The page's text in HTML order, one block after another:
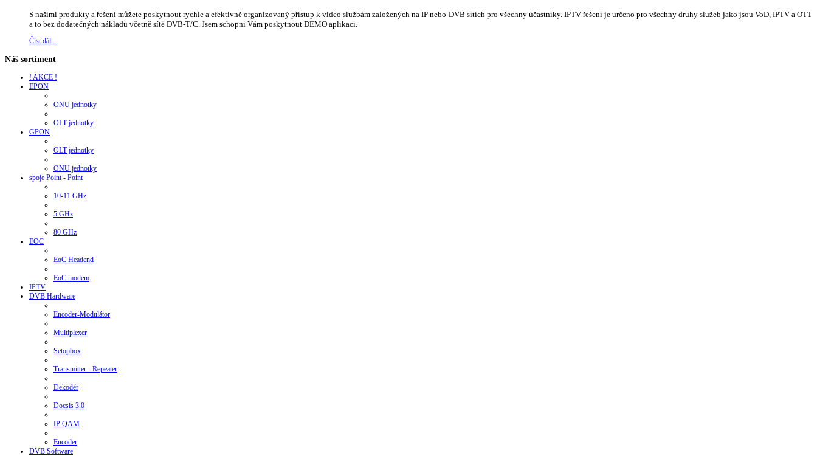
S našimi produkty a řešení můžete poskytnout rychle a efektivně organizovaný přístup k video službám založených na IP nebo DVB sítích pro všechny účastníky. IPTV řešení je určeno pro všechny druhy služeb jako jsou VoD, IPTV a OTT
a to bez dodatečných nákladů včetně sítě DVB-T/C. Jsem schopni Vám poskytnout DEMO aplikaci.
Číst dál...
Náš sortiment
! AKCE !
EPON
ONU jednotky
OLT jednotky
GPON
OLT jednotky
ONU jednotky
spoje Point - Point
10-11 GHz
5 GHz
80 GHz
EOC
EoC Headend
EoC modem
IPTV
DVB Hardware
Encoder-Modulátor
Multiplexer
Setopbox
Transmitter - Repeater
Dekodér
Docsis 3.0
IP QAM
Encoder
DVB Software